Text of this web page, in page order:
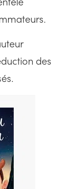
des